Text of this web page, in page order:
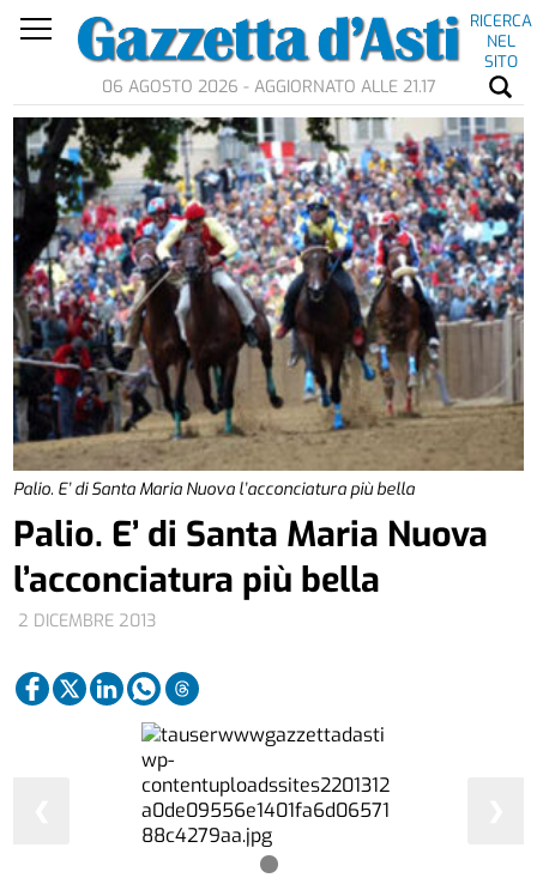
RICERCA
NEL
SITO
06 AGOSTO 2026 - AGGIORNATO ALLE 21.17
Palio. E’ di Santa Maria Nuova l’acconciatura più bella
2 DICEMBRE 2013
Palio. E’ di Santa Maria Nuova
l’acconciatura più bella